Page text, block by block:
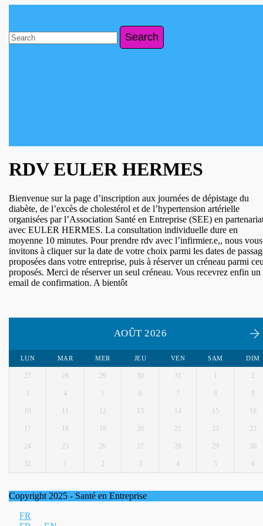
content
Skip
Search
for:
RDV EULER HERMES
Bienvenue sur la page d’inscription aux journées de dépistage du
diabète, de l’excès de cholestérol et de l’hypertension artérielle
organisées par l’Association Santé en Entreprise (SEE) en
avec EULER HERMES. La consultation individuelle dure en
moyenne 10 minutes. Pour prendre rdv avec l’infirmier.e,, nous vous
invitons à cliquer sur la date de votre choix parmi les dates de
proposées dans votre entreprise, puis à réserver un créneau parmi
proposés. Merci de réserver un seul créneau. Vous recevrez enfin un
email de confirmation. A bientôt
AOÛT 2026
LUN MAR MER JEU VEN SAM DIM
27 28 29 30 31 1 2
3 4 5 6 7 8 9
10 11 12 13 14 15 16
17 18 19 20 21 22 23
24 25 26 27 28 29 30
31 1 2 3 4 5 6
Copyright 2025 - Santé en Entreprise
FR